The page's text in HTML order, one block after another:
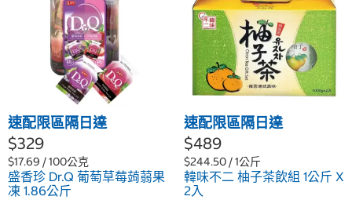
速配限區隔日達
$329
$17.69 / 100公克
盛香珍 Dr.Q 葡萄草莓蒟蒻果
凍 1.86公斤
速配限區隔日達
$489
$244.50 / 1公斤
韓味不二 柚子茶飲組 1公斤 X
2入